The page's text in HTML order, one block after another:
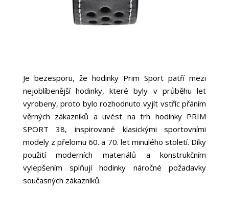
Je bezesporu, že hodinky Prim Sport patří mezi
nejoblíbenější hodinky, které byly v průběhu let
vyrobeny, proto bylo rozhodnuto vyjít vstříc přáním
věrných zákazníků a uvést na trh hodinky PRIM
SPORT 38, inspirované klasickými sportovními
modely z přelomu 60. a 70. let minulého století. Díky
použití moderních materiálů a konstrukčním
vylepšením splňují hodinky náročné požadavky
současných zákazníků.